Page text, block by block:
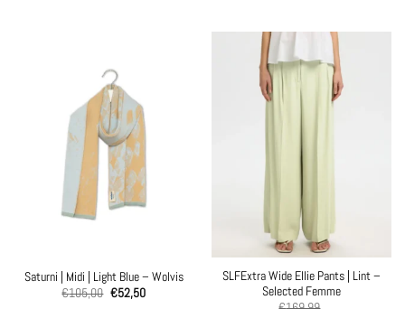
Saturni | Midi | Light Blue – Wolvis
€105,00 €52,50
SLFExtra Wide Ellie Pants | Lint –
Selected Femme